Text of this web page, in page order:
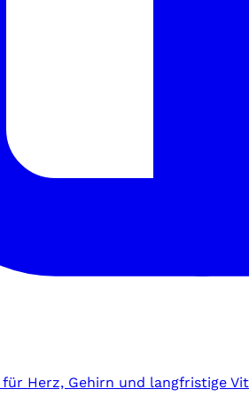
für Herz, Gehirn und langfristige